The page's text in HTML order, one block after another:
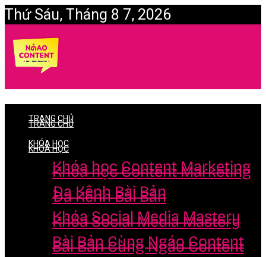
Thứ Sáu, Tháng 8 7, 2026
Login
TRANG CHỦ
KHÓA HỌC
Khóa học Content Marketing
Đa Kênh Bài Bản
Khóa Social Media Mastery
Bài Bản Cùng Ngáo Content
TRANG CHỦ
KHÓA HỌC
Khóa học Content Marketing
Đa Kênh Bài Bản
Khóa Social Media Mastery
Bài Bản Cùng Ngáo Content